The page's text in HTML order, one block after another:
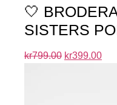
🤍
SISTERS
kr799.00 kr399.00